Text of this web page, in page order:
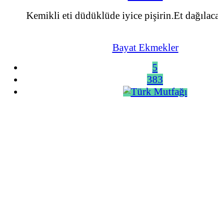
Kemikli eti düdüklüde iyice pişirin.Et
Bayat Ekmekler
5
383